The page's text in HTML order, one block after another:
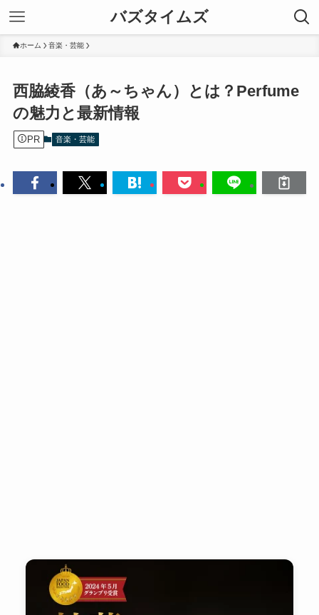
バズタイムズ
ホーム 音楽・芸能
西脇綾香（あ～ちゃん）とは？Perfume
の魅力と最新情報
PR 音楽・芸能